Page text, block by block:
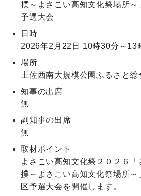
撲～よさこい高知文化祭場所～
予選大会
日時
2026年2月22日
10時30分～13
場所
土佐西南大規模公園ふるさと総
知事の出席
無
副知事の出席
無
取材ポイント
よさこい高知文化祭２０２６
撲～よさこい高知文化祭場所
区予選大会を開催します。